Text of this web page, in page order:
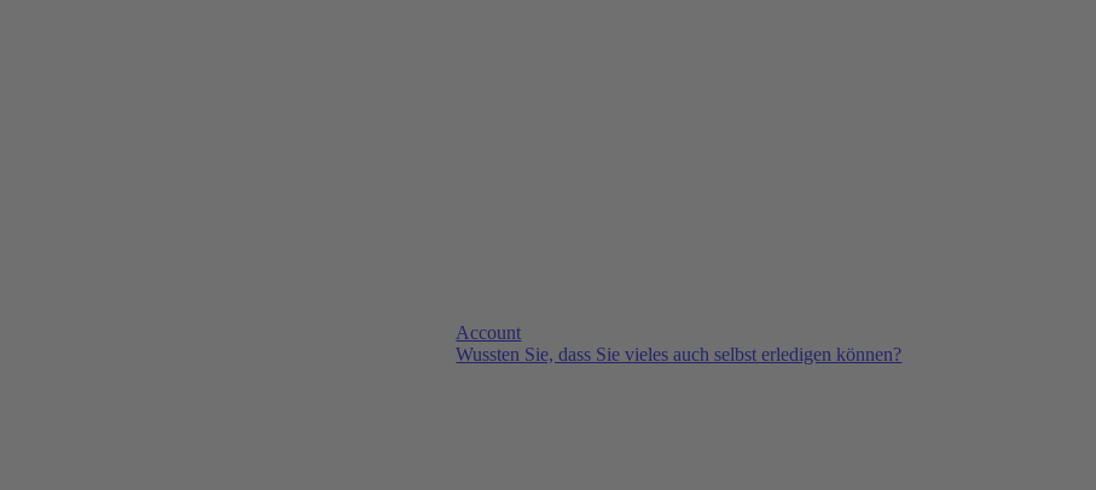
Account
Wussten Sie, dass Sie vieles auch selbst erledigen können?